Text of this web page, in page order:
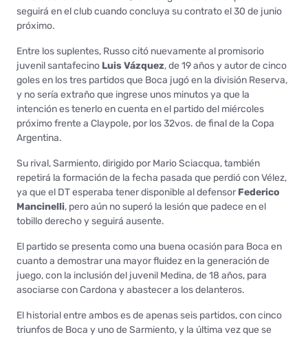
seguirá en el club cuando concluya su contrato el 30 de junio
próximo.
Entre los suplentes, Russo citó nuevamente al promisorio
juvenil santafecino Luis Vázquez, de 19 años y autor de cinco
goles en los tres partidos que Boca jugó en la división Reserva,
y no sería extraño que ingrese unos minutos ya que la
intención es tenerlo en cuenta en el partido del miércoles
próximo frente a Claypole, por los 32vos. de final de la Copa
Argentina.
Su rival, Sarmiento, dirigido por Mario Sciacqua, también
repetirá la formación de la fecha pasada que perdió con Vélez,
ya que el DT esperaba tener disponible al defensor Federico
Mancinelli, pero aún no superó la lesión que padece en el
tobillo derecho y seguirá ausente.
El partido se presenta como una buena ocasión para Boca en
cuanto a demostrar una mayor fluidez en la generación de
juego, con la inclusión del juvenil Medina, de 18 años, para
asociarse con Cardona y abastecer a los delanteros.
El historial entre ambos es de apenas seis partidos, con cinco
triunfos de Boca y uno de Sarmiento, y la última vez que se